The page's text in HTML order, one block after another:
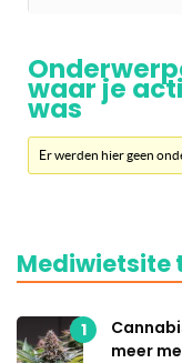
waar je
was
Er werden hier geen
Mediwietsite
1
meer